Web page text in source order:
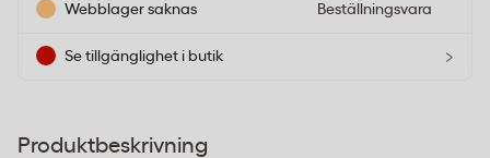
Webblager saknas Beställningsvara
Se tillgänglighet i butik ›
Produktbeskrivning